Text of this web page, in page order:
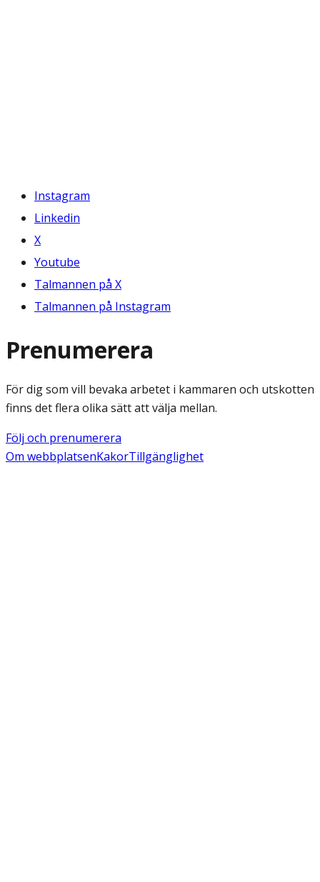
Instagram
Linkedin
X
Youtube
Talmannen på X
Talmannen på Instagram
Prenumerera
För dig som vill bevaka arbetet i kammaren och utskotten
finns det flera olika sätt att välja mellan.
Följ och prenumerera
Om webbplatsenKakorTillgänglighet